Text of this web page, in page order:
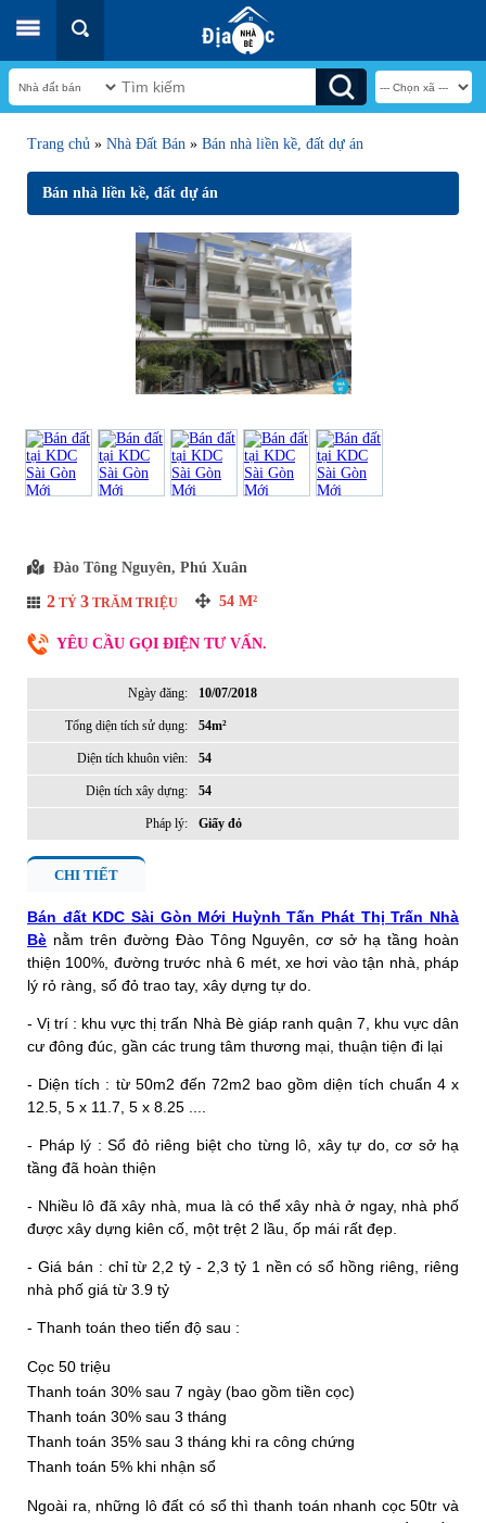
Trang chủ » Nhà Đất Bán » Bán nhà liền kề, đất dự án
Bán nhà liền kề, đất dự án
Đào Tông Nguyên, Phú Xuân
2 TỶ 3 TRĂM TRIỆU 54 M²
YÊU CẦU GỌI ĐIỆN TƯ VẤN.
Ngày đăng: 10/07/2018
Tổng diện tích sử dụng: 54m²
Diện tích khuôn viên: 54
Diện tích xây dựng: 54
Pháp lý: Giấy đỏ
CHI TIẾT
Bán đất KDC Sài Gòn Mới Huỳnh Tấn Phát Thị Trấn Nhà
Bè nằm trên đường Đào Tông Nguyên, cơ sở hạ tầng hoàn
thiện 100%, đường trước nhà 6 mét, xe hơi vào tận nhà, pháp
lý rỏ ràng, sổ đỏ trao tay, xây dựng tự do.
- Vị trí : khu vực thị trấn Nhà Bè giáp ranh quận 7, khu vực dân
cư đông đúc, gần các trung tâm thương mại, thuận tiện đi lại
- Diện tích : từ 50m2 đến 72m2 bao gồm diện tích chuẩn 4 x
12.5, 5 x 11.7, 5 x 8.25 ....
- Pháp lý : Sổ đỏ riêng biệt cho từng lô, xây tự do, cơ sở hạ
tầng đã hoàn thiện
- Nhiều lô đã xây nhà, mua là có thể xây nhà ở ngay, nhà phố
được xây dựng kiên cố, một trệt 2 lầu, ốp mái rất đẹp.
- Giá bán : chỉ từ 2,2 tỷ - 2,3 tỷ 1 nền có sổ hồng riêng, riêng
nhà phố giá từ 3.9 tỷ
- Thanh toán theo tiến độ sau :
Cọc 50 triệu
Thanh toán 30% sau 7 ngày (bao gồm tiền cọc)
Thanh toán 30% sau 3 tháng
Thanh toán 35% sau 3 tháng khi ra công chứng
Thanh toán 5% khi nhận sổ
Ngoài ra, những lô đất có sổ thì thanh toán nhanh cọc 50tr và